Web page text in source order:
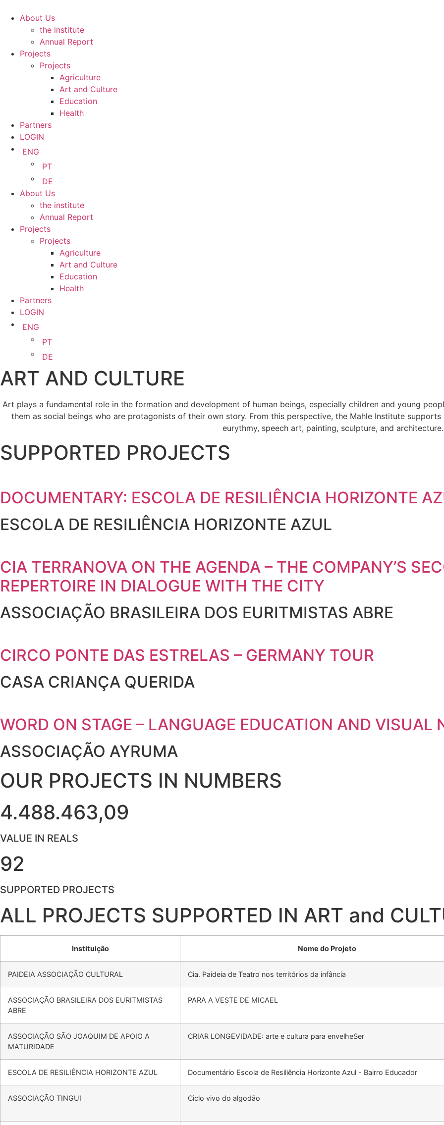
About Us
the institute
Annual Report
Projects
Projects
Agriculture
Art and Culture
Education
Health
Partners
LOGIN
ENG
PT
DE
About Us
the institute
Annual Report
Projects
Projects
Agriculture
Art and Culture
Education
Health
Partners
LOGIN
ENG
PT
DE
ART AND CULTURE
Art plays a fundamental role in the formation and development of human beings, especially children and young
them as social beings who are protagonists of their own story. From this perspective, the Mahle Institute
eurythmy, speech art, painting, sculpture, and architecture.
SUPPORTED PROJECTS
DOCUMENTARY: ESCOLA DE RESILIÊNCIA HORIZONTE
ESCOLA DE RESILIÊNCIA HORIZONTE AZUL
CIA TERRANOVA ON THE AGENDA – THE COMPANY’S
REPERTOIRE IN DIALOGUE WITH THE CITY
ASSOCIAÇÃO BRASILEIRA DOS EURITMISTAS ABRE
CIRCO PONTE DAS ESTRELAS – GERMANY TOUR
CASA CRIANÇA QUERIDA
WORD ON STAGE – LANGUAGE EDUCATION AND VISUAL
ASSOCIAÇÃO AYRUMA
OUR PROJECTS IN NUMBERS
4.488.463,09
VALUE IN REALS
92
SUPPORTED PROJECTS
ALL PROJECTS SUPPORTED IN ART and
Instituição Nome do Projeto
PAIDEIA ASSOCIAÇÃO CULTURAL Cia. Paideia de Teatro nos territórios da infância
ASSOCIAÇÃO BRASILEIRA DOS EURITMISTAS
ABRE
PARA A VESTE DE MICAEL
ASSOCIAÇÃO SÃO JOAQUIM DE APOIO A
MATURIDADE
CRIAR LONGEVIDADE: arte e cultura para envelheSer
ESCOLA DE RESILIÊNCIA HORIZONTE AZUL Documentário Escola de Resiliência Horizonte Azul - Bairro Educador
ASSOCIAÇÃO TINGUI Ciclo vivo do algodão